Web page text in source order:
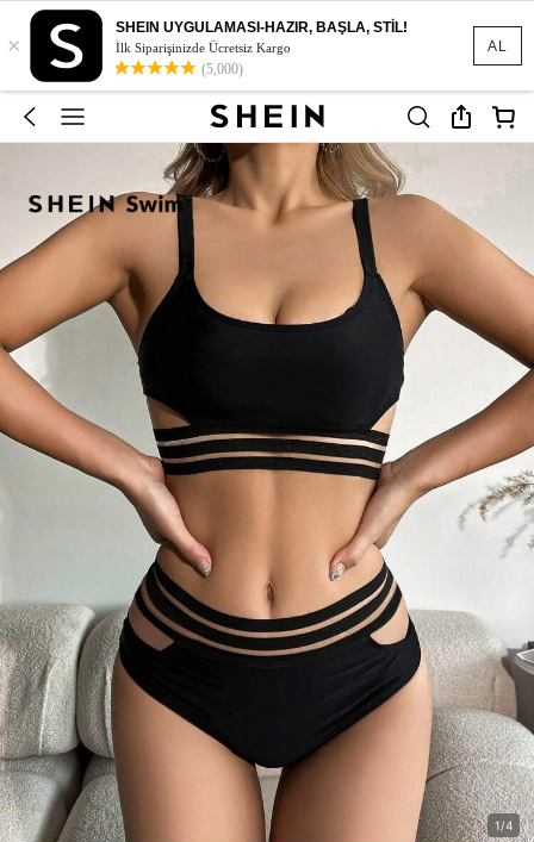
AL
×
SHEIN UYGULAMASI-HAZIR, BAŞLA, STİL!
İlk Siparişinizde Ücretsiz Kargo
(5,000)
1/4